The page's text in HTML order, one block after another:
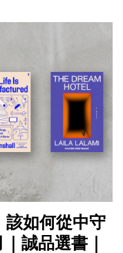
該如何從中守
誠品選書｜